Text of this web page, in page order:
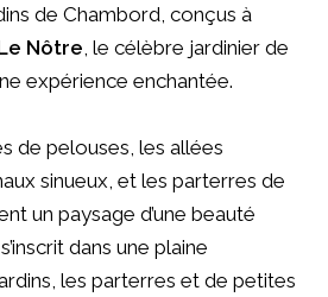
de Chambord, conçus à
Nôtre , le célèbre jardinier de
expérience enchantée.
de pelouses, les allées
sinueux, et les parterres de
un paysage d’une beauté
dans une plaine
les parterres et de petites